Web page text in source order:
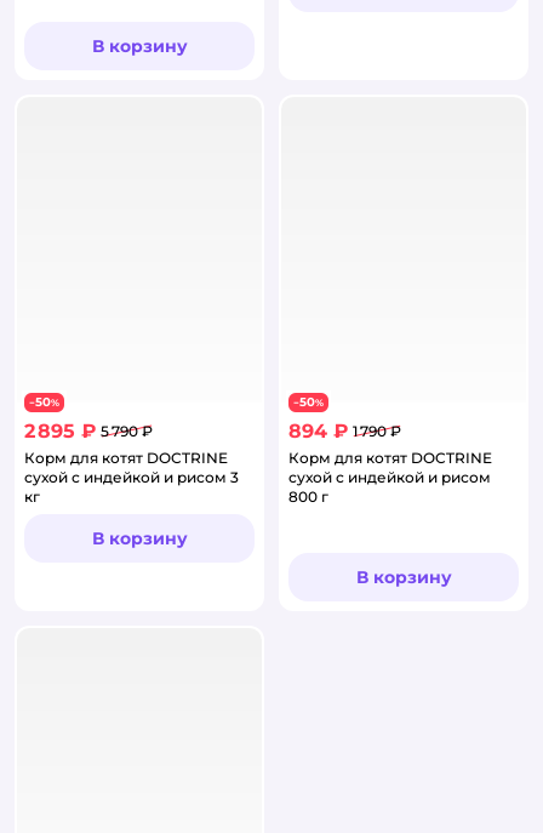
В корзину
−50%
2 895 ₽ 5 790 ₽
Корм для котят DOCTRINE
сухой с индейкой и рисом 3
кг
В корзину
−50%
894 ₽ 1 790 ₽
Корм для котят DOCTRINE
сухой с индейкой и рисом
800 г
В корзину